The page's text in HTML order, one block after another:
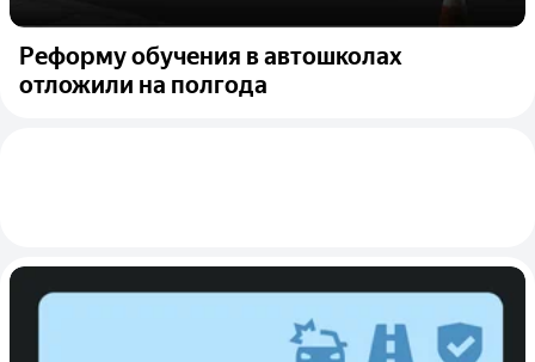
Реформу обучения в автошколах
отложили на полгода